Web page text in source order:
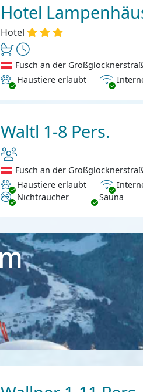
Hotel
Hotel
Fusch an der
Haustiere erlaubt
Haustiere erlaubt Internet
Waltl 1-8 Pers.
Fusch an der
Haustiere erlaubt
Haustiere erlaubt Internet
Nichtraucher
Nichtraucher Sauna